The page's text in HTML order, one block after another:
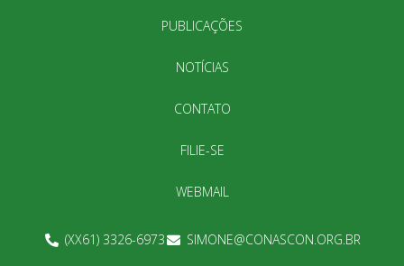
PUBLICAÇÕES
NOTÍCIAS
CONTATO
FILIE-SE
WEBMAIL
(XX61) 3326-6973 SIMONE@CONASCON.ORG.BR